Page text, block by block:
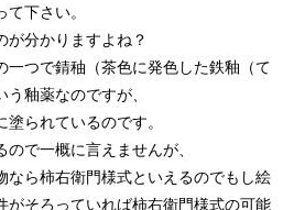
下さい。
が分かりますよね？
一つで錆秞（茶色に発色した鉄釉（て
釉薬なのですが、
られているのです。
で一概に言えませんが、
なら柿右衛門様式といえるのでもし絵
がそろっていれば柿右衛門様式の可能